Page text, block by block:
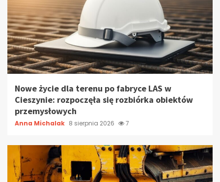
Nowe życie dla terenu po fabryce LAS w
Cieszynie: rozpoczęła się rozbiórka obiektów
przemysłowych
Anna Michalak 8 sierpnia 2026 7